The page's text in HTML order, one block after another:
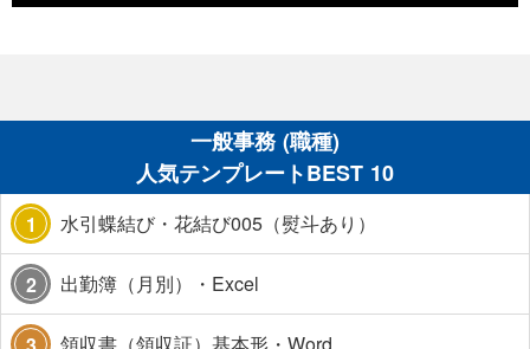
一般事務 (職種)
人気テンプレートBEST 10
1 水引蝶結び・花結び005（熨斗あり）
2 出勤簿（月別）・Excel